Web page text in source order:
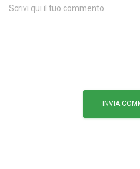
Scrivi qui il tuo commento